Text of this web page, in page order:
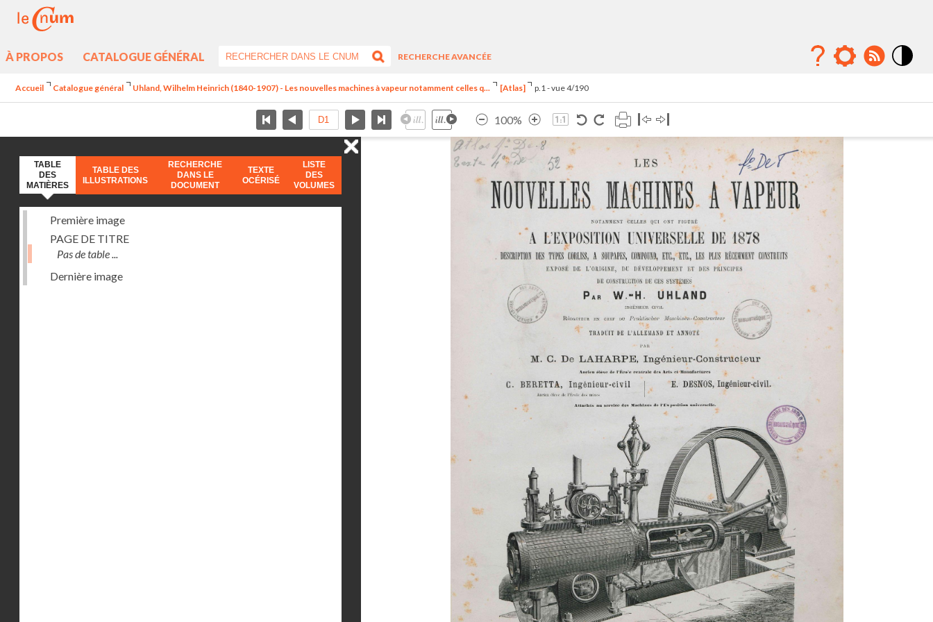
À PROPOS CATALOGUE GÉNÉRAL
RECHERCHE AVANCÉE
Accueil Catalogue général Uhland, Wilhelm Heinrich (1840-1907) - Les nouvelles machines à vapeur notamment celles q... [Atlas] p.1 - vue 4/190
100%
TABLE
DES
MATIÈRES
TABLE DES
ILLUSTRATIONS
RECHERCHE
DANS LE
DOCUMENT
TEXTE
OCÉRISÉ
LISTE
DES
VOLUMES
Première image
PAGE DE TITRE
Pas de table ...
Dernière image